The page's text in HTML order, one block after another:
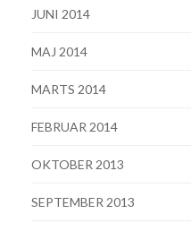
JUNI 2014
MAJ 2014
MARTS 2014
FEBRUAR 2014
OKTOBER 2013
SEPTEMBER 2013